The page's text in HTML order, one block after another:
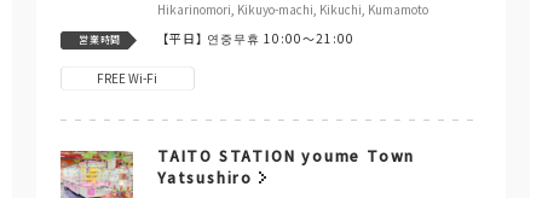
Hikarinomori, Kikuyo-machi, Kikuchi, Kumamoto
営業時間 【平日】 연중무휴 10:00～21:00
FREE Wi-Fi
TAITO STATION youme Town
Yatsushiro